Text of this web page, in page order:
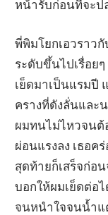
หน้ารับก่อนที่จะป
พี่พิมโยกเอวราว
ระดับขึ้นไปเรื่อย
เย็ดมาเป็นแรมปี
ครางที่ดังลั่นและ
ผมทนไม่ไหวจนต้
ผ่อนแรงลง เธอค
สุดท้ายก็เสร็จก่อ
บอกให้ผมเย็ดต่อไ
จนหนำใจจนน้ำแ